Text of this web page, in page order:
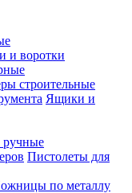
и воротки
строительные
Ящики и
ручные
Пистолеты для
по металлу